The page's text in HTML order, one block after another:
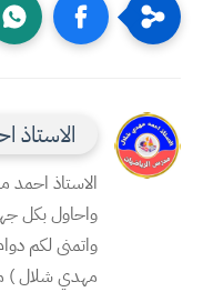
الاستاذ احمد
واحاول بكل
واتمنى لكم
مهدي شلال )